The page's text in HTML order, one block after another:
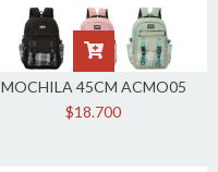
MOCHILA 45CM ACMO05
$18.700